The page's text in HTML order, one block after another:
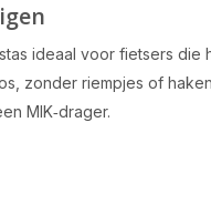
ideaal voor fietsers die
zonder riempjes of
MIK‑drager.